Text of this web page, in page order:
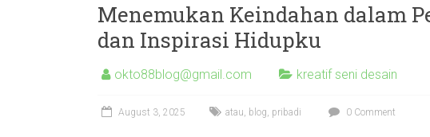
Menemukan Keindahan dalam
dan Inspirasi Hidupku
okto88blog@gmail.com kreatif seni desain
August 3, 2025 atau, blog, pribadi 0 Comment